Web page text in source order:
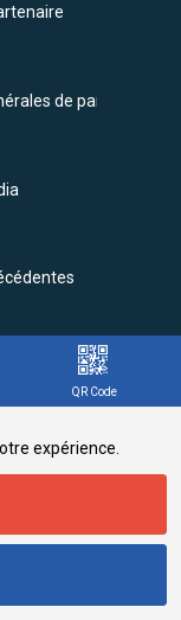
de participation
QR Code
expérience.